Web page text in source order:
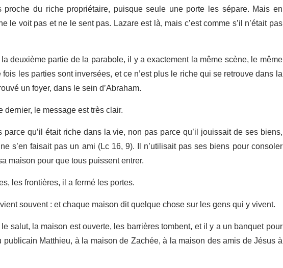
proche du riche propriétaire, puisque seule une porte les sépare. Mais en
le voit pas et ne le sent pas. Lazare est là, mais c’est comme s’il n’était pas
deuxième partie de la parabole, il y a exactement la même scène, le même
les parties sont inversées, et ce n’est plus le riche qui se retrouve dans la
un foyer, dans le sein d’Abraham.
le message est très clair.
qu’il était riche dans la vie, non pas parce qu’il jouissait de ses biens,
s’en faisait pas un ami (Lc 16, 9). Il n’utilisait pas ses biens pour consoler
maison pour que tous puissent entrer.
les frontières, il a fermé les portes.
souvent : et chaque maison dit quelque chose sur les gens qui y vivent.
salut, la maison est ouverte, les barrières tombent, et il y a un banquet pour
Matthieu, à la maison de Zachée, à la maison des amis de Jésus à